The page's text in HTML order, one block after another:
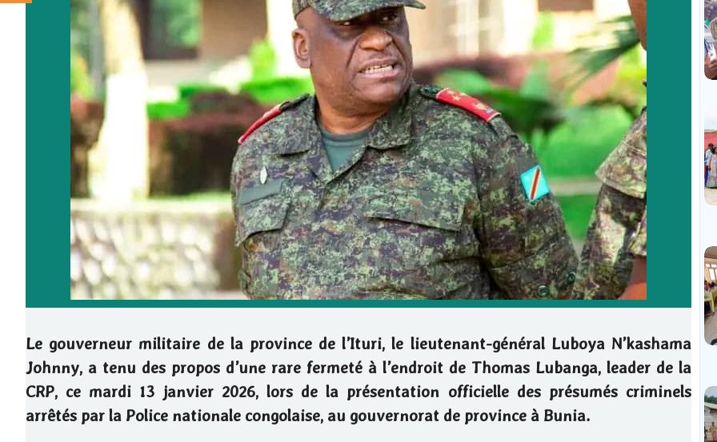
Le gouverneur militaire de la province de l’Ituri, le lieutenant-général Luboya N’kashama
Johnny, a tenu des propos d’une rare fermeté à l’endroit de Thomas Lubanga, leader de la
CRP, ce mardi 13 janvier 2026, lors de la présentation officielle des présumés criminels
arrêtés par la Police nationale congolaise, au gouvernorat de province à Bunia.